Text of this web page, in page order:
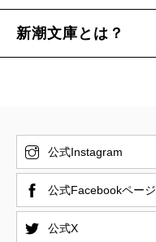
新潮文庫とは？
公式Instagram
公式Facebookページ
公式X